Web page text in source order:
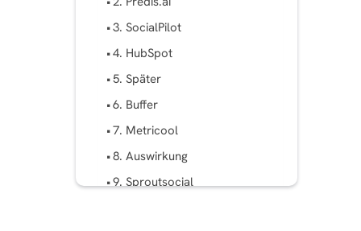
3. SocialPilot
4. HubSpot
5. Später
6. Buffer
7. Metricool
8. Auswirkung
9. Sproutsocial